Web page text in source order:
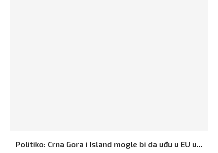
Politiko: Crna Gora i Island mogle bi da uđu u EU u...